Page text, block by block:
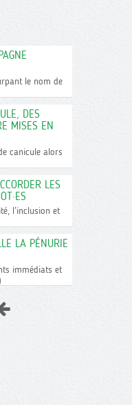
le nom de
DES
MISES EN
canicule alors
LES
l’inclusion et
LA PÉNURIE
immédiats et